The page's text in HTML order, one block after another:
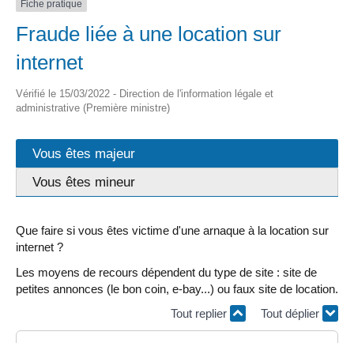
Fiche pratique
Fraude liée à une location sur
internet
Vérifié le 15/03/2022 - Direction de l'information légale et
administrative (Première ministre)
Vous êtes majeur
Vous êtes mineur
Que faire si vous êtes victime d'une arnaque à la location sur
internet ?
Les moyens de recours dépendent du type de site : site de
petites annonces (le bon coin, e-bay...) ou faux site de location.
Tout replier
Tout déplier